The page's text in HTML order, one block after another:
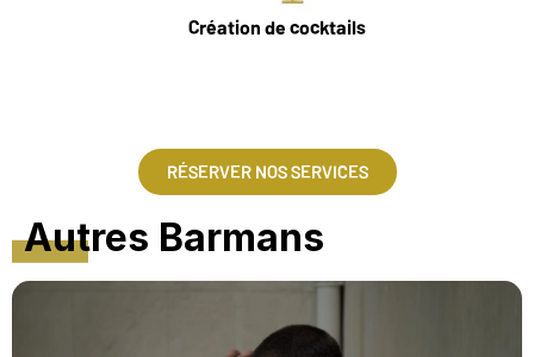
Création de cocktails
RÉSERVER NOS SERVICES
Autres Barmans